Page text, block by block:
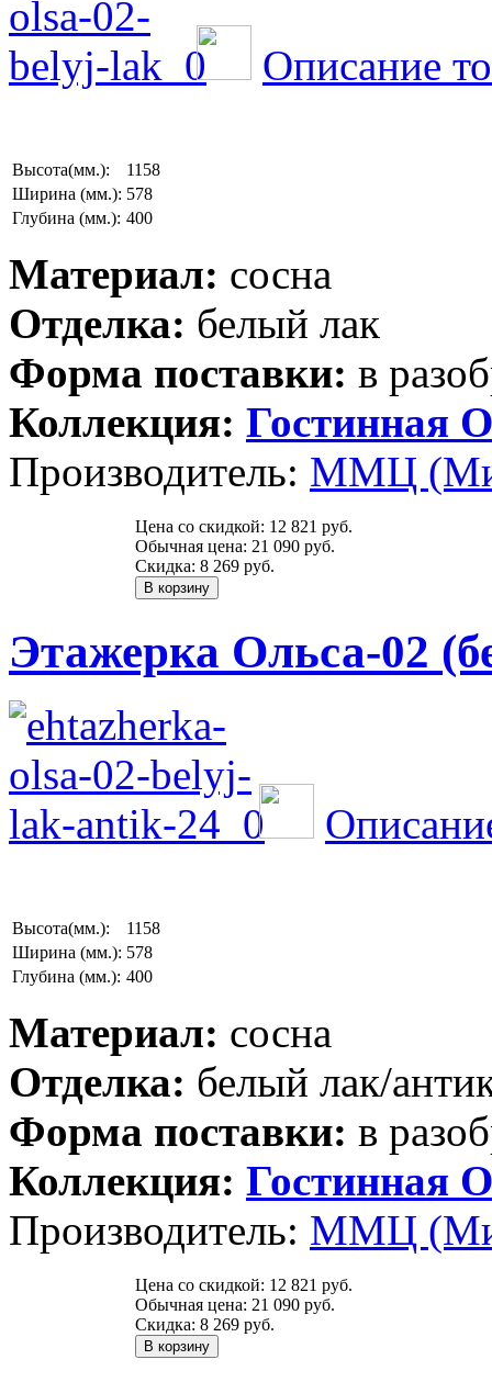
Описание
Высота(мм.):
1158
Ширина (мм.): 578
Глубина (мм.): 400
Материал: сосна
Отделка: белый лак
Форма поставки: в
Коллекция: Гостинная
Производитель: ММЦ
Цена со скидкой: 12 821 руб.
Обычная цена: 21 090 руб.
Скидка: 8 269 руб.
Этажерка Ольса-02
Высота(мм.):
1158
Ширина (мм.): 578
Глубина (мм.): 400
Материал: сосна
Отделка: белый лак/
Форма поставки: в
Коллекция: Гостинная
Производитель: ММЦ
Цена со скидкой: 12 821 руб.
Обычная цена: 21 090 руб.
Скидка: 8 269 руб.